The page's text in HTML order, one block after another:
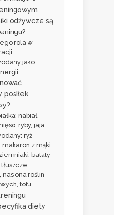
odżywcze są
rola w
jako
posiłek
nabiał,
ryby, jaja
ryż
makaron z mąki
bataty
nasiona roślin
tofu
diety